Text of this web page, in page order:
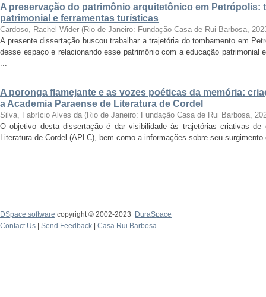
A preservação do patrimônio arquitetônico em Petrópolis:
patrimonial e ferramentas turísticas
Cardoso, Rachel Wider (Rio de Janeiro: Fundação Casa de Rui Barbosa,
A presente dissertação buscou trabalhar a trajetória do tombamento em
desse espaço e relacionando esse patrimônio com a educação patrimonial
...
A poronga flamejante e as vozes poéticas da memória:
a Academia Paraense de Literatura de Cordel
Silva, Fabrício Alves da (Rio de Janeiro: Fundação Casa de Rui Barbosa,
O objetivo desta dissertação é dar visibilidade às trajetórias criativas de
Literatura de Cordel (APLC), bem como a informações sobre seu
DSpace software copyright © 2002-2023
DuraSpace
Contact Us
Send Feedback Casa Rui Barbosa